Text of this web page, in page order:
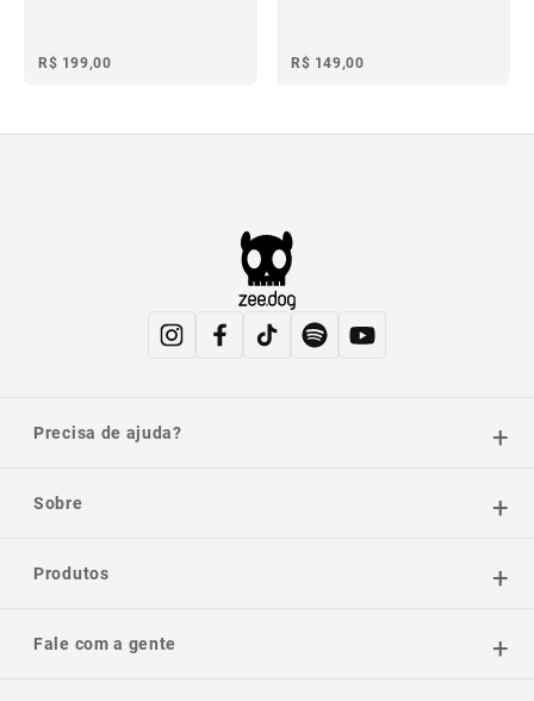
R$ 199,00 R$ 149,00
Precisa de ajuda?
Sobre
Produtos
Fale com a gente